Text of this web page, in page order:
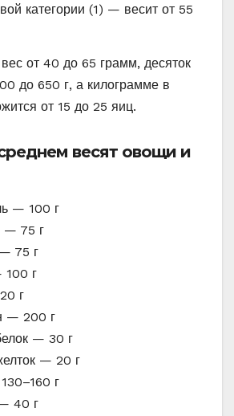
категории (1) — весит от 55
от 40 до 65 грамм, десяток
до 650 г, а килограмме в
от 15 до 25 яиц.
весят овощи и
— 100 г
— 75 г
75 г
100 г
г
— 200 г
— 30 г
— 20 г
г
40 г